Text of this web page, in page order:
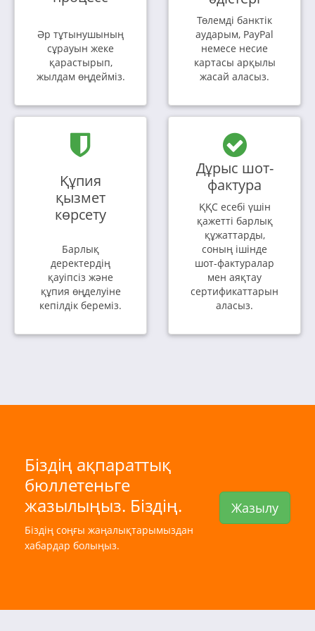
Әр тұтынушының
сұрауын жеке
қарастырып,
жылдам өңдейміз.
Төлемді банктік
аударым, PayPal
немесе несие
картасы арқылы
жасай аласыз.
Құпия
қызмет
көрсету
Барлық
деректердің
қауіпсіз және
құпия өңделуіне
кепілдік береміз.
Дұрыс шот-
фактура
ҚҚС есебі үшін
қажетті барлық
құжаттарды,
соның ішінде
шот-фактуралар
мен аяқтау
сертификаттарын
аласыз.
Біздің ақпараттық
бюллетеньге
жазылыңыз. Біздің.
Біздің соңғы жаңалықтарымыздан
хабардар болыңыз.
Жазылу